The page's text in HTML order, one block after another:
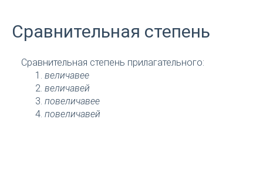
Сравнительная степень
Сравнительная степень прилагательного:
величавее
величавей
повеличавее
повеличавей